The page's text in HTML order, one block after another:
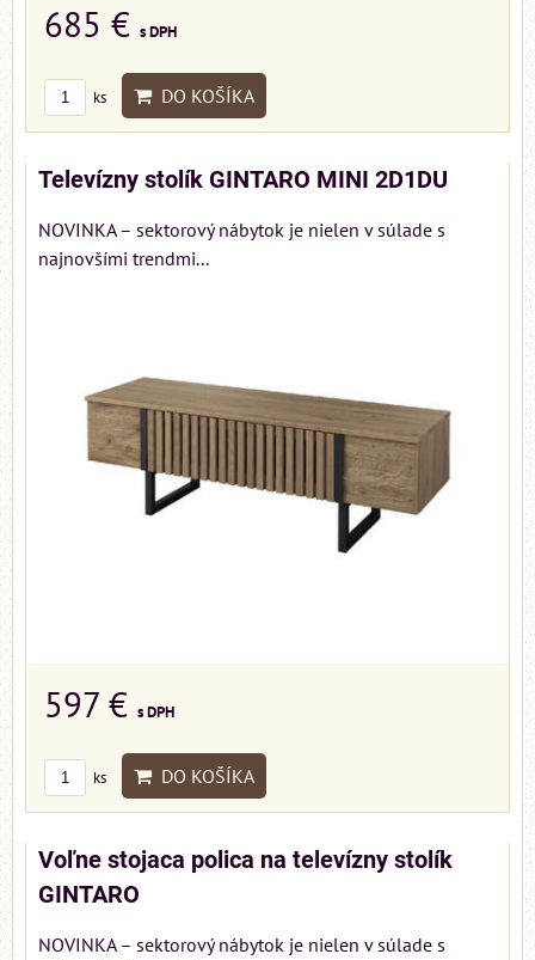
685 € s DPH
ks DO KOŠÍKA
Televízny stolík GINTARO MINI 2D1DU
NOVINKA – sektorový nábytok je nielen v súlade s
najnovšími trendmi...
597 € s DPH
ks DO KOŠÍKA
Voľne stojaca polica na televízny stolík
GINTARO
NOVINKA – sektorový nábytok je nielen v súlade s